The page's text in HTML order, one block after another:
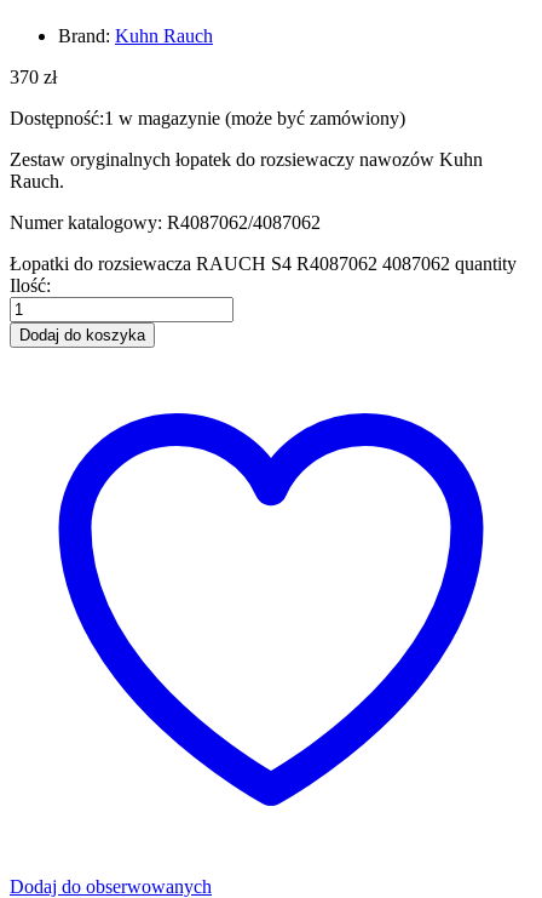
Brand: Kuhn Rauch
370 zł
Dostępność:1 w magazynie (może być zamówiony)
Zestaw oryginalnych łopatek do rozsiewaczy nawozów Kuhn
Rauch.
Numer katalogowy: R4087062/4087062
Łopatki do rozsiewacza RAUCH S4 R4087062 4087062 quantity
Ilość:
Dodaj do koszyka
Dodaj do obserwowanych